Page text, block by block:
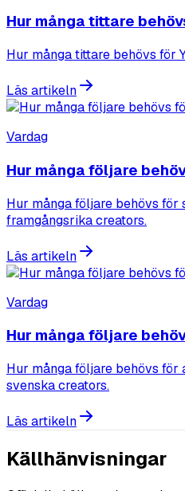
Hur många tittare
Hur många tittare behövs för
Läs artikeln
Vardag
Hur många följare
Hur många följare behövs
framgångsrika creators.
Läs artikeln
Vardag
Hur många följare
Hur många följare behövs
svenska creators.
Läs artikeln
Källhänvisningar